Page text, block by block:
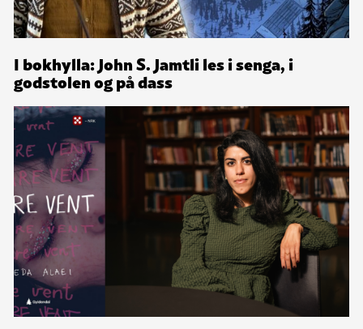
I bokhylla: John S. Jamtli les i senga, i
godstolen og på dass